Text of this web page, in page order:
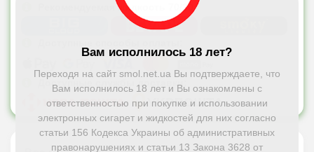
Рекомендуемая жидкость 70/30
Доступные службы доставки:
Вам исполнилось 18 лет?
Переходя на сайт smol.net.ua Вы подтверждаете, что
Вам исполнилось 18 лет и Вы ознакомлены с
ответственностью при покупке и использовании
электронных сигарет и жидкостей для них согласно
статьи 156 Кодекса Украины об административных
правонарушениях и статьи 13 Закона 3628 от